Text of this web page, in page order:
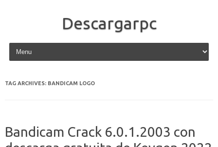
Descargarpc
Skip to content
TAG ARCHIVES: BANDICAM LOGO
Bandicam Crack 6.0.1.2003 con